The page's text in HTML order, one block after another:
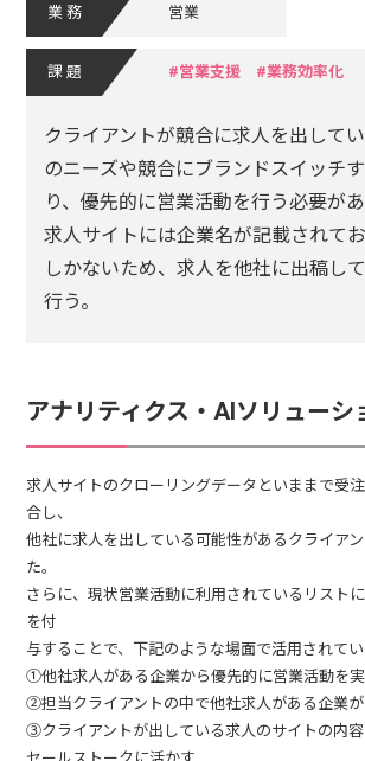
業務 営業
課題 営業支援 業務効率化
クライアントが競合に求人を出して
のニーズや競合にブランドスイッチ
り、優先的に営業活動を行う必要があ
求人サイトには企業名が記載されて
しかないため、求人を他社に出稿し
行う。
アナリティクス・AIソリューシ
求人サイトのクローリングデータといままで受
合し、
他社に求人を出している可能性があるクライア
た。
さらに、現状営業活動に利用されているリスト
を付
与することで、下記のような場面で活用されてい
①他社求人がある企業から優先的に営業活動を
②担当クライアントの中で他社求人がある企業
➂クライアントが出している求人のサイトの内容